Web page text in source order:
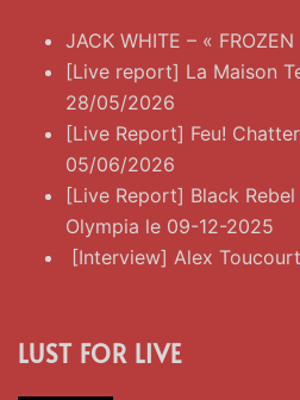
JACK WHITE – «
[Live report] La Maison
28/05/2026
[Live Report] Feu!
05/06/2026
[Live Report] Black
Olympia le 09-12-2025
[Interview] Alex
LUST FOR LIVE